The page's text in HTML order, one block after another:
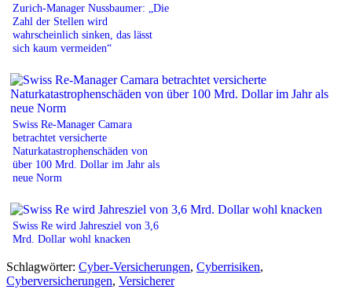
Zurich-Manager Nussbaumer: „Die
Zahl der Stellen wird
wahrscheinlich sinken, das lässt
sich kaum vermeiden“
Swiss Re-Manager Camara
betrachtet versicherte
Naturkatastrophenschäden von
über 100 Mrd. Dollar im Jahr als
neue Norm
Swiss Re wird Jahresziel von 3,6
Mrd. Dollar wohl knacken
Schlagwörter: Cyber-Versicherungen, Cyberrisiken,
Cyberversicherungen, Versicherer